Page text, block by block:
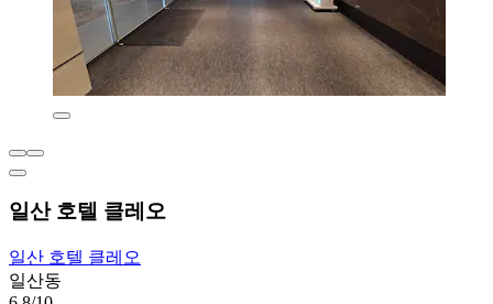
일산 호텔 클레오
일산 호텔 클레오
일산동